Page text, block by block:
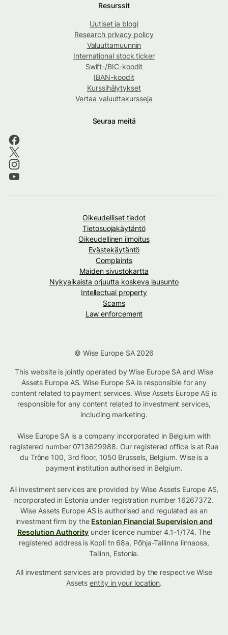
Resurssit
Uutiset ja blogi
Research privacy policy
Valuuttamuunnin
International stock ticker
Swift-/BIC-koodit
IBAN-koodit
Kurssihälytykset
Vertaa valuuttakursseja
Seuraa meitä
Oikeudelliset tiedot
Tietosuojakäytäntö
Oikeudellinen ilmoitus
Evästekäytäntö
Complaints
Maiden sivustokartta
Nykyaikaista orjuutta koskeva lausunto
Intellectual property
Scams
Law enforcement
© Wise Europe SA 2026
This website is jointly operated by Wise Europe SA and Wise
Assets Europe AS. Wise Europe SA is responsible for any
content related to payment services. Wise Assets Europe AS is
responsible for any content related to investment services,
including marketing.
Wise Europe SA is a company incorporated in Belgium with
registered number 0713629988. Our registered office is at Rue
du Trône 100, 3rd floor, 1050 Brussels, Belgium. Wise is a
payment institution authorised in Belgium.
All investment services are provided by Wise Assets Europe AS,
incorporated in Estonia under registration number 16267372.
Wise Assets Europe AS is authorised and regulated as an
investment firm by the Estonian Financial Supervision and
Resolution Authority under licence number 4.1-1/174. The
registered address is Kopli tn 68a, Põhja-Tallinna linnaosa,
Tallinn, Estonia.
All investment services are provided by the respective Wise
Assetsentity in your location.